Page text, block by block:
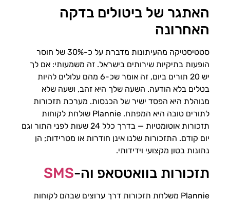
האתגר של ביטולים בדקה
האחרונה
סטטיסטיקה מהעיתונות מדברת על כ-30% של חוסר
הופעות בתיקיות שירותים בישראל. זה משמעותי: אם לך
יש 20 תורים ביום, זה אומר שכ-6 מהם עלולים להיות
בטלים בלא הודעה. השעה שלך היא זהב, ושעה שלא
מנוהלת היא הפסד ישיר של הכנסות. מערכת תזכורות
לתורים טובה היא המפתח. Plannie שולחת לקוחות
תזכורות אוטומטיות — בדרך כלל 24 שעות לפני התור וגם
יום קודם. התזכורות שלנו אינן חודרות או מטרידות; הן
נתונות בטון מקצועי וידידותי.
תזכורות בוואטסאפ וה-SMS
Plannie משלחת תזכורות דרך ערוצים שבהם לקוחות